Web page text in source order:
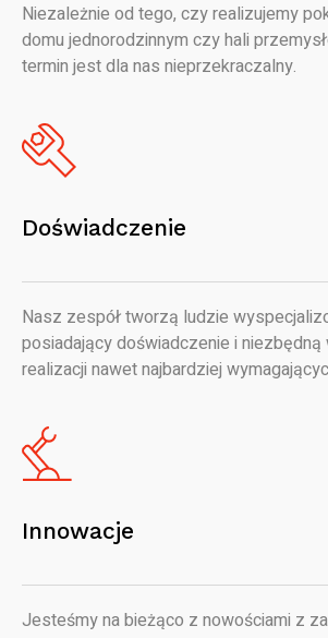
Niezależnie od tego, czy realizujemy
domu jednorodzinnym czy hali
termin jest dla nas nieprzekraczalny.
Doświadczenie
Nasz zespół tworzą ludzie
posiadający doświadczenie i
realizacji nawet najbardziej
Innowacje
Jesteśmy na bieżąco z nowościami z